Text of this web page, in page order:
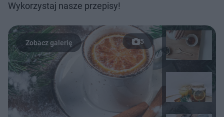
Wykorzystaj nasze przepisy!
5